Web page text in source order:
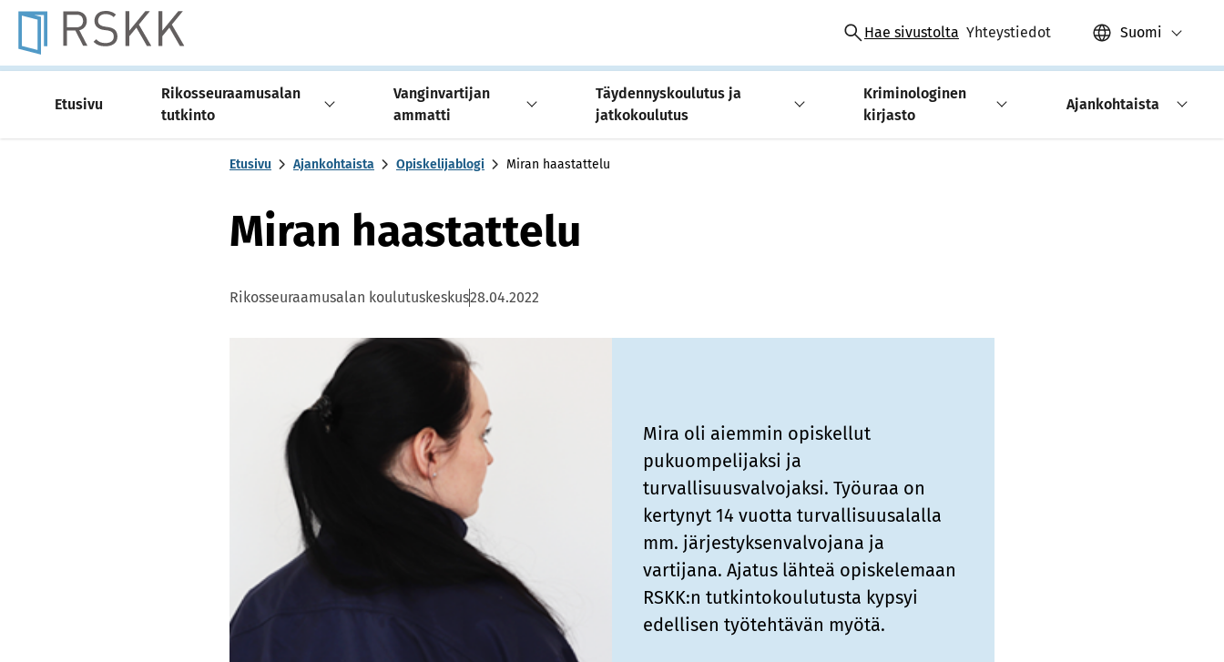
Skip to content -saavutettavuusohje
Hae sivustolta Yhteystiedot Suomi
Etusivu
Rikosseuraamusalan
tutkinto
Vanginvartijan
ammatti
Täydennyskoulutus ja
jatkokoulutus
Kriminologinen
kirjasto
Ajankohtaista
Etusivu Ajankohtaista Opiskelijablogi Miran haastattelu
Miran haastattelu
Rikosseuraamusalan koulutuskeskus28.04.2022
Mira oli aiemmin opiskellut
pukuompelijaksi ja
turvallisuusvalvojaksi. Työuraa on
kertynyt 14 vuotta turvallisuusalalla
mm. järjestyksenvalvojana ja
vartijana. Ajatus lähteä opiskelemaan
RSKK:n tutkintokoulutusta kypsyi
edellisen työtehtävän myötä.